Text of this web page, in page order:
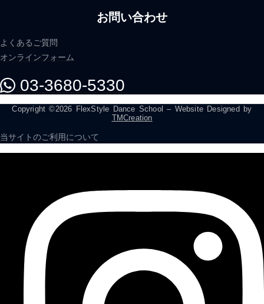
お問い合わせ
よくあるご質問
オンラインフォーム
03-3680-5330
Copyright ©2026 FlexStyle Dance School – Website Designed by
TMCreation
当サイトのご利用について